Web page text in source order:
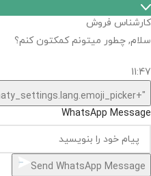
کارشناس فروش
سلام, چطور میتونم کمکتون کنم؟
11:47
"+chaty_settings.lang.emoji_picker+"
WhatsApp Message
Send WhatsApp Message